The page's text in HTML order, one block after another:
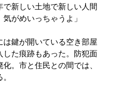
新しい土地で新しい人間
がめいっちゃうよ」
鍵が開いている空き部屋
した痕跡もあった。防犯面
。市と住民との間では、